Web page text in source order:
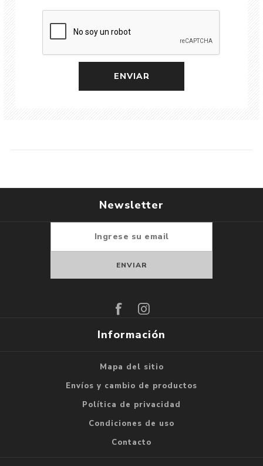
Newsletter
Información
Mapa del sitio
Envíos y cambio de productos
Política de privacidad
Condiciones de uso
Contacto